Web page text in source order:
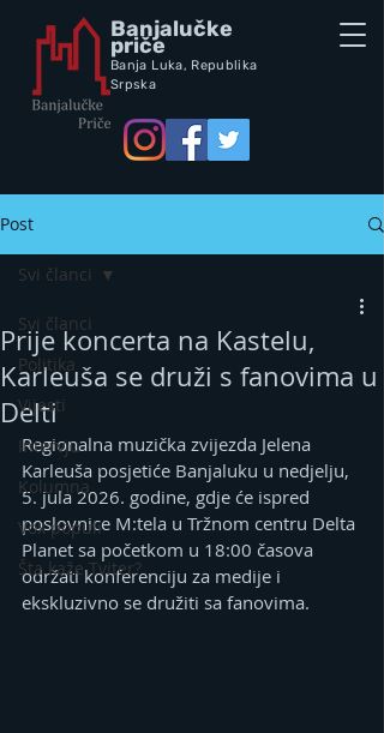
Banjalučke
priče
Banja Luka, Republika
Srpska
Post
Svi članci
Politika
Vijesti
Intervju
Kolumna
Vox populi
Šta kaže Tviter?
Svi članci
Prije koncerta na Kastelu,
Karleuša se druži s fanovima u
Delti
Regionalna muzička zvijezda Jelena
Karleuša posjetiće Banjaluku u nedjelju,
5. jula 2026. godine, gdje će ispred
poslovnice M:tela u Tržnom centru Delta
Planet sa početkom u 18:00 časova
održati konferenciju za medije i
ekskluzivno se družiti sa fanovima.